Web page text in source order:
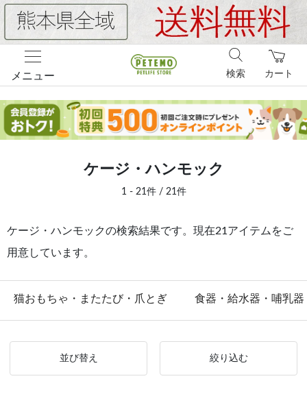
メニュー カート
検索
ケージ・ハンモック
1 - 21件 / 21件
ケージ・ハンモックの検索結果です。現在21アイテムをご
用意しています。
猫おもちゃ・またたび・爪とぎ 食器・給水器・哺乳器
並び替え 絞り込む